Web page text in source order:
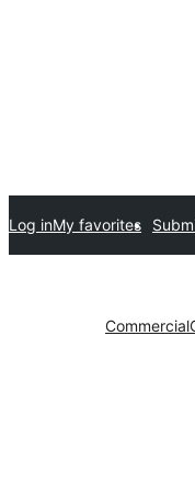
My favorites
Log in
Commercial